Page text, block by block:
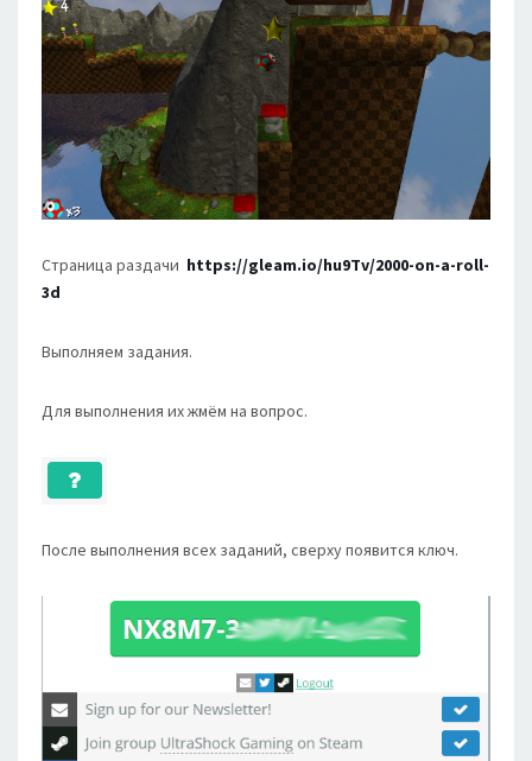
Страница раздачи https://gleam.io/hu9Tv/2000-on-a-roll-
3d
Выполняем задания.
Для выполнения их жмём на вопрос.
После выполнения всех заданий, сверху появится ключ.